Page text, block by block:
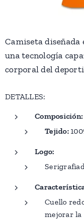
Camiseta diseñada
una tecnología
corporal del
DETALLES:
Composición:
Tejido:
Logo:
Cuello
mejorar